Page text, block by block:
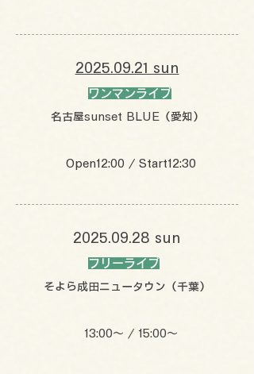
2025.09.21 sun
ワンマンライブ
名古屋sunset BLUE（愛知）
Open12:00 / Start12:30
2025.09.28 sun
フリーライブ
そよら成田ニュータウン（千葉）
13:00〜 / 15:00〜